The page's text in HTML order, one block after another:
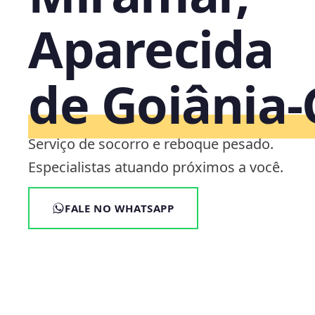
Aparecida
de
Serviço de socorro e reboque pesado.
Especialistas atuando próximos a você.
FALE NO WHATSAPP